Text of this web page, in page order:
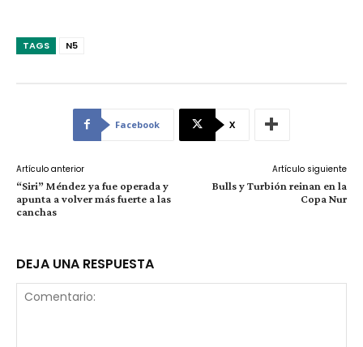
TAGS N5
Facebook X
Artículo anterior
“Siri” Méndez ya fue operada y
apunta a volver más fuerte a las
canchas
Artículo siguiente
Bulls y Turbión reinan en la
Copa Nur
DEJA UNA RESPUESTA